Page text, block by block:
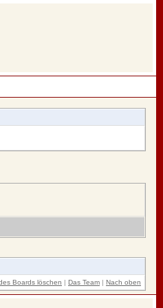
Boards löschen | Das Team | Nach oben